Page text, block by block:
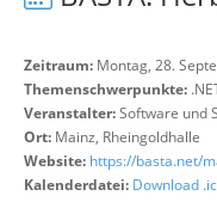
Zeitraum: Montag, 28.
Themenschwerpunkte:
Veranstalter:Software und
Ort: Mainz, Rheingoldhalle
Website: https://basta.net/
Kalenderdatei: Download